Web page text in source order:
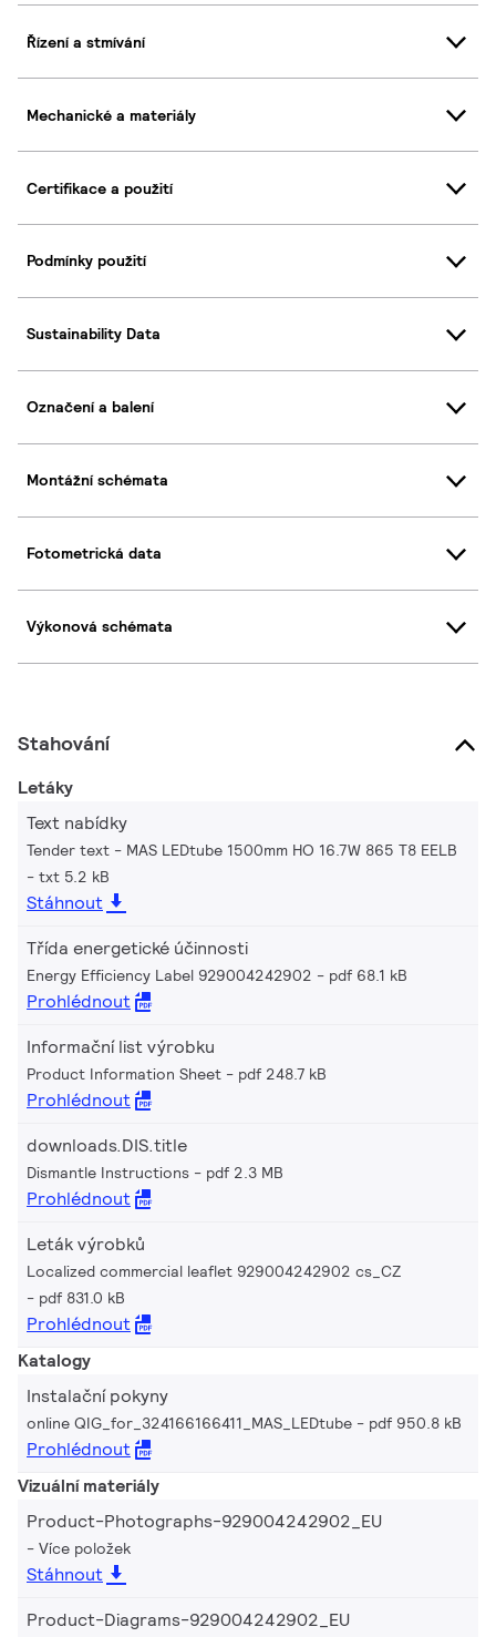
Řízení a stmívání
Mechanické a materiály
Certifikace a použití
Podmínky použití
Sustainability Data
Označení a balení
Montážní schémata
Fotometrická data
Výkonová schémata
Stahování
Letáky
Text nabídky
Tender text - MAS LEDtube 1500mm HO 16.7W 865 T8 EELB
txt 5.2 kB
Stáhnout
Třída energetické účinnosti
Energy Efficiency Label 929004242902 pdf 68.1 kB
Prohlédnout
Informační list výrobku
Product Information Sheet pdf 248.7 kB
Prohlédnout
downloads.DIS.title
Dismantle Instructions pdf 2.3 MB
Prohlédnout
Leták výrobků
Localized commercial leaflet 929004242902 cs_CZ
pdf 831.0 kB
Prohlédnout
Katalogy
Instalační pokyny
online QIG_for_324166166411_MAS_LEDtube pdf 950.8 kB
Prohlédnout
Vizuální materiály
Product-Photographs-929004242902_EU
Více položek
Stáhnout
Product-Diagrams-929004242902_EU